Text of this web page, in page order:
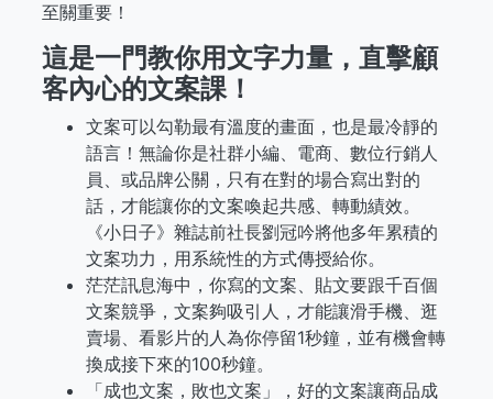
至關重要！
這是一門教你用文字力量，直擊顧
客內心的文案課！
文案可以勾勒最有溫度的畫面，也是最冷靜的
語言！無論你是社群小編、電商、數位行銷人
員、或品牌公關，只有在對的場合寫出對的
話，才能讓你的文案喚起共感、轉動績效。
《小日子》雜誌前社長劉冠吟將他多年累積的
文案功力，用系統性的方式傳授給你。
茫茫訊息海中，你寫的文案、貼文要跟千百個
文案競爭，文案夠吸引人，才能讓滑手機、逛
賣場、看影片的人為你停留1秒鐘，並有機會轉
換成接下來的100秒鐘。
「成也文案，敗也文案」，好的文案讓商品成